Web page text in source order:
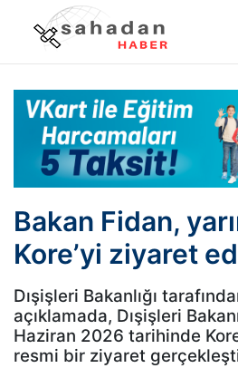
Bakan Fidan,
Kore’yi ziyaret
Dışişleri Bakanlığı
açıklamada, Dışişleri
Haziran 2026 tarihinde
resmi bir ziyaret